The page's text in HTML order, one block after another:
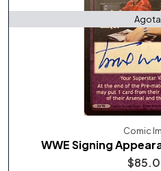
Comic
WWE Signing